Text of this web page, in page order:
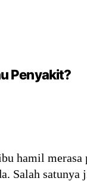
Penyakit?
hamil merasa
Salah satunya